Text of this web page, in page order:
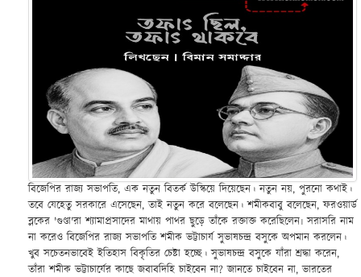
বিজেপির রাজ্য সভাপতি, এক নতুন বিতর্ক উস্কিয়ে দিয়েছেন। নতুন নয়, পুরনো কথাই।
তবে যেহেতু সরকারে এসেছেন, তাই নতুন করে বলেছেন। শমীকবাবু বলেছেন, ফরওয়ার্ড
ব্লকের 'গুণ্ডা'রা শ্যামাপ্রসাদের মাথায় পাথর ছুড়ে তাঁকে রক্তাক্ত করেছিলেন৷ সরাসরি নাম
না করেও বিজেপির রাজ্য সভাপতি শমীক ভট্টাচার্য সুভাষচন্দ্র বসুকে অপমান করলেন।
খুব সচেতনভাবেই ইতিহাস বিকৃতির চেষ্টা হচ্ছে। সুভাষচন্দ্র বসুকে যাঁরা শ্রদ্ধা করেন,
তাঁরা শমীক ভট্টাচার্যের কাছে জবাবদিহি চাইবেন না? জানতে চাইবেন না, ভারতের